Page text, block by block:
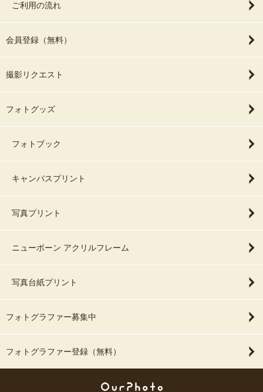
ご利用の流れ
会員登録（無料）
撮影リクエスト
フォトグッズ
フォトブック
キャンバスプリント
写真プリント
ニューボーン アクリルフレーム
写真台紙プリント
フォトグラファー募集中
フォトグラファー登録（無料）